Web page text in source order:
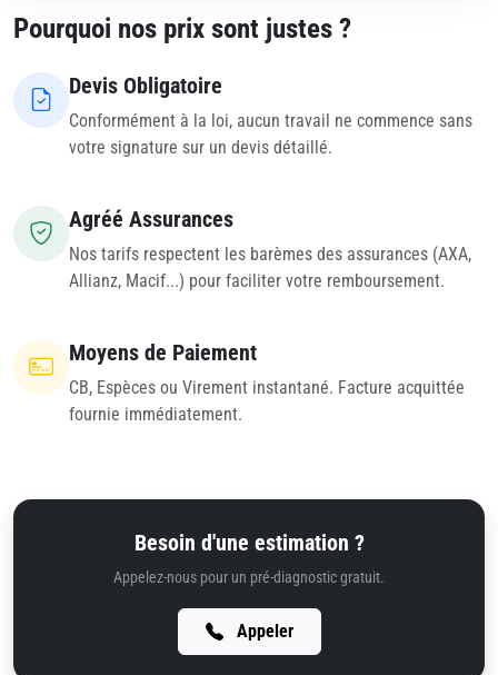
Pourquoi nos prix sont justes ?
Devis Obligatoire
Conformément à la loi, aucun travail ne commence sans
votre signature sur un devis détaillé.
Agréé Assurances
Nos tarifs respectent les barèmes des assurances (AXA,
Allianz, Macif...) pour faciliter votre remboursement.
Moyens de Paiement
CB, Espèces ou Virement instantané. Facture acquittée
fournie immédiatement.
Besoin d'une estimation ?
Appelez-nous pour un pré-diagnostic gratuit.
Appeler